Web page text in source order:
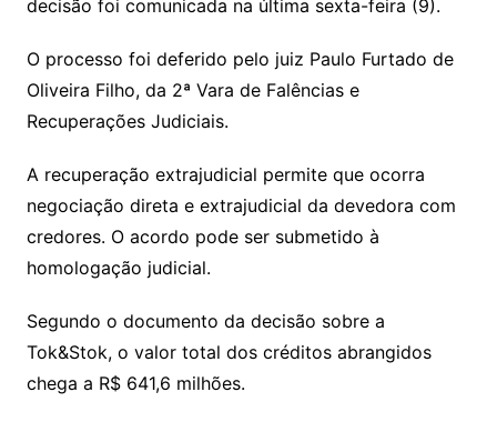
n
k
p
p
m
n
Cl
a
o
o
a
g
e
k.
c
o
m
e o
M
ai
l
d
s
decisão foi comunicada na última sexta-feira (9).
O processo foi deferido pelo juiz Paulo Furtado de
Oliveira Filho, da 2ª Vara de Falências e
Recuperações Judiciais.
A recuperação extrajudicial permite que ocorra
negociação direta e extrajudicial da devedora com
credores. O acordo pode ser submetido à
homologação judicial.
Segundo o documento da decisão sobre a
Tok&Stok, o valor total dos créditos abrangidos
chega a R$ 641,6 milhões.